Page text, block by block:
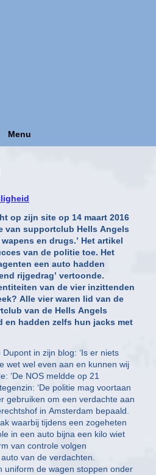
Menu
op zijn site op 14 maart 2016
van supportclub Hells Angels
en drugs.’ Het artikel
van de politie toe. Het
een auto hadden
rijgedrag’ vertoonde.
van de vier inzittenden
Alle vier waren lid van de
van de Hells Angels
en hadden zelfs hun jacks met
in zijn blog: ‘Is er niets
wet wel even aan en kunnen wij
‘De NOS meldde op 21
‘De politie mag voortaan
gebruiken om een verdachte aan
in Amsterdam bepaald.
waarbij tijdens een zogeheten
in een auto bijna een kilo wiet
van controle volgen
van de verdachten.
uniform de wagen stoppen onder